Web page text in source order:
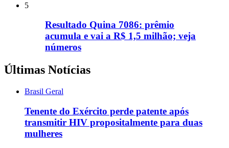
5
Resultado Quina 7086: prêmio
acumula e vai a R$ 1,5 milhão; veja
números
Últimas Notícias
Brasil Geral
Tenente do Exército perde patente após
transmitir HIV propositalmente para duas
mulheres